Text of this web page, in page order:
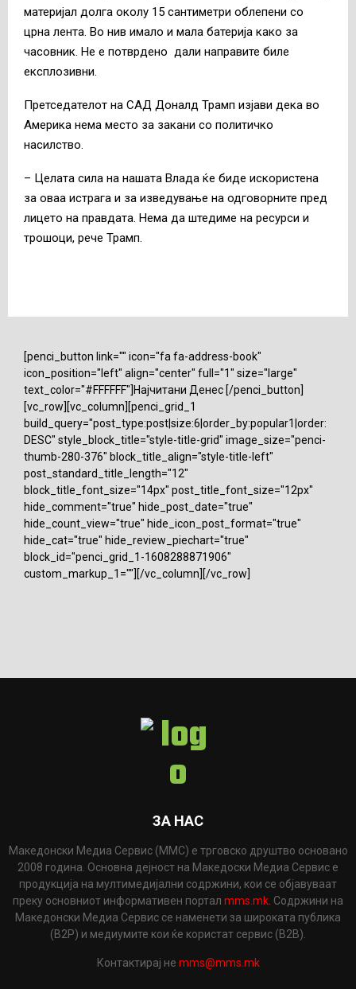
материјал долга околу 15 сантиметри облепени со
црна лента. Во нив имало и мала батерија како за
часовник. Не е потврдено дали направите биле
експлозивни.
Претседателот на САД Доналд Трамп изјави дека во
Америка нема место за закани со политичко
насилство.
– Целата сила на нашата Влада ќе биде искористена
за оваа истрага и за изведување на одговорните пред
лицето на правдата. Нема да штедиме на ресурси и
трошоци, рече Трамп.
[penci_button link="" icon="fa fa-address-book"
icon_position="left" align="center" full="1" size="large"
text_color="#FFFFFF"]Најчитани Денес [/penci_button]
[vc_row][vc_column][penci_grid_1
build_query="post_type:post|size:6|order_by:popular1|order:
DESC" style_block_title="style-title-grid" image_size="penci-
thumb-280-376" block_title_align="style-title-left"
post_standard_title_length="12"
block_title_font_size="14px" post_title_font_size="12px"
hide_comment="true" hide_post_date="true"
hide_count_view="true" hide_icon_post_format="true"
hide_cat="true" hide_review_piechart="true"
block_id="penci_grid_1-1608288871906"
custom_markup_1=""][/vc_column][/vc_row]
ЗА НАС
Македонски Медиа Сервис (ММС) е трговско друштво основано
2008 година. Основна дејност на Македоски Медиа Сервис е
продукција на мултимедијални содржини, кои се објавуваат
преку основниот информативен портал mms.mk . Содржини на
Македонски Медиа Сервис се наменети за широката публика
(B2P) и медиумите кои ќе користат сервис (B2B).
Контактирај не mms@mms.mk